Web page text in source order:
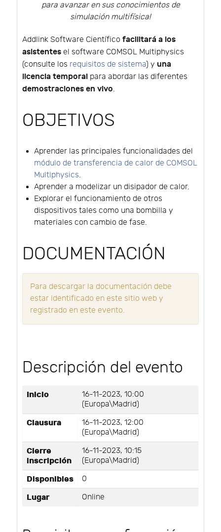
para avanzar en sus conocimientos de
simulación multifísica!
Addlink Software Científico facilitará a los
asistentes el software COMSOL Multiphysics
(consulte los requisitos de sistema) y una
licencia temporal para abordar las diferentes
demostraciones en vivo.
OBJETIVOS
Aprender las principales funcionalidades del
módulo de transferencia de calor de COMSOL
Multiphysics.
Aprender a modelizar un disipador de calor.
Explorar el funcionamiento de otros
dispositivos tales como una bombilla y
materiales con cambio de fase.
DOCUMENTACIÓN
Para descargar la documentación debe
estar identificado en este sitio web y
registrado en este evento.
Descripción del evento
Inicio
16-11-2023, 10:00
(Europa\Madrid)
Clausura
16-11-2023, 12:00
(Europa\Madrid)
Cierre
inscripción
16-11-2023, 10:15
(Europa\Madrid)
Disponibles 0
Lugar Online